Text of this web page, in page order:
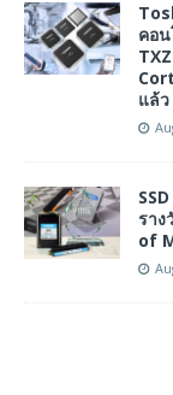
คอ
แล้ว
ราง
of